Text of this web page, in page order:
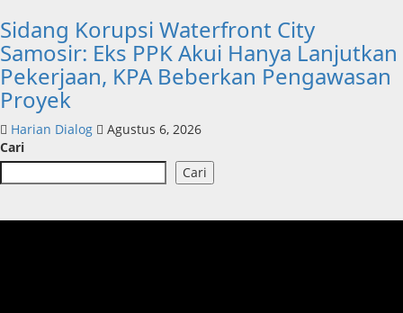
Sidang Korupsi Waterfront City
Samosir: Eks PPK Akui Hanya Lanjutkan
Pekerjaan, KPA Beberkan Pengawasan
Proyek
Harian Dialog
Agustus 6, 2026
Cari
Cari